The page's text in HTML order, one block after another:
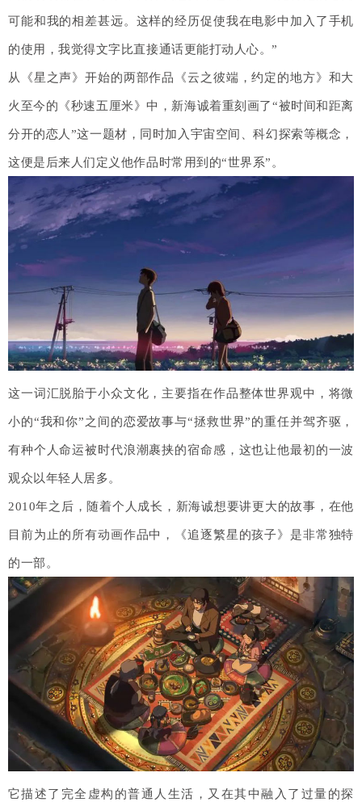
可能和我的相差甚远。这样的经历促使我在电影中加入了手机
的使用，我觉得文字比直接通话更能打动人心。”
从《星之声》开始的两部作品《云之彼端，约定的地方》和大
火至今的《秒速五厘米》中，新海诚着重刻画了“被时间和距离
分开的恋人”这一题材，同时加入宇宙空间、科幻探索等概念，
这便是后来人们定义他作品时常用到的“世界系”。
这一词汇脱胎于小众文化，主要指在作品整体世界观中，将微
小的“我和你”之间的恋爱故事与“拯救世界”的重任并驾齐驱，
有种个人命运被时代浪潮裹挟的宿命感，这也让他最初的一波
观众以年轻人居多。
2010年之后，随着个人成长，新海诚想要讲更大的故事，在他
目前为止的所有动画作品中，《追逐繁星的孩子》是非常独特
的一部。
它描述了完全虚构的普通人生活，又在其中融入了过量的探